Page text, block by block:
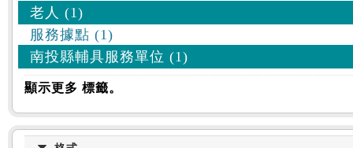
老人 (1)
服務據點 (1)
南投縣輔具服務單位 (1)
顯示更多 標籤。